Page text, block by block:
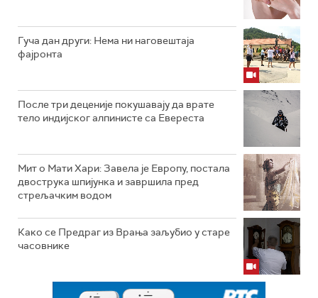
Гуча дан други: Нема ни наговештаја
фајронта
После три деценије покушавају да врате
тело индијског алпинисте са Евереста
Мит о Мати Хари: Завела је Европу, постала
двострука шпијунка и завршила пред
стрељачким водом
Како се Предраг из Врања заљубио у старе
часовнике